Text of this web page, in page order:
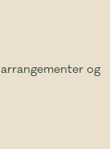
og